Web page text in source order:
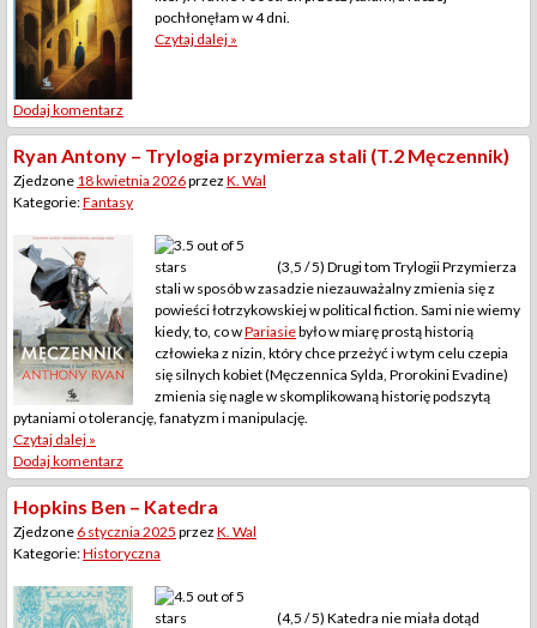
pochłonęłam w 4 dni.
Czytaj dalej »
Dodaj komentarz
Ryan Antony – Trylogia przymierza stali (T.2 Męczennik)
Zjedzone 18 kwietnia 2026przez K. Wal
Kategorie:Fantasy
(3,5 / 5) Drugi tom Trylogii Przymierza
stali w sposób w zasadzie niezauważalny zmienia się z
powieści łotrzykowskiej w political fiction. Sami nie wiemy
kiedy, to, co wPariasiebyło w miarę prostą historią
człowieka z nizin, który chce przeżyć i w tym celu czepia
się silnych kobiet (Męczennica Sylda, Prorokini Evadine)
zmienia się nagle w skomplikowaną historię podszytą
pytaniami o tolerancję, fanatyzm i manipulację.
Czytaj dalej »
Dodaj komentarz
Hopkins Ben – Katedra
Zjedzone 6 stycznia 2025 przez K. Wal
Kategorie:Historyczna
(4,5 / 5) Katedra nie miała dotąd